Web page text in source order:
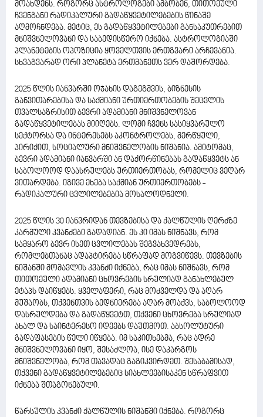
მოახდენს. როგორც ასტროლოგები ამბობენ, თითოეული
ჩვენგანი რადიკალური გადაწყვეტილებების წინაშე
აღმოჩნდება. მეტიც, ეს გადაწყვეტილებები განსაკუთრებით
მნიშვნელოვანი და საბედისწერო იქნება. ასტროლოგიაში
პლანეტების ოპოზიცია ყოველთვის ერთგვარი არჩევანია.
სხვაგვარად ორი პლანეტა ერთმანეთს ვერ დაშორდება.
2025 წლის იანვარში ოჯახის დაგეგმვის, ბიზნესის
განვითარებისა და საქმიანი ურთიერთობების შეცვლის
თვალსაზრისით ბევრი ადამიანი მნიშვნელოვან
გადაწყვეტილებას მიიღებს. ლომი ჩვენს სასიყვარულო
სექტორსა და ინტერესებს აკონტროლებს, მერწყული,
პირიქით, სოციალური მნიშვნელობის ნიშანია. ამიტომაც,
ბევრი ადამიანი იანვარში ან დაქორწინებას გადაწყვეტს ან
საბოლოოდ დაასრულებს ურთიერთობას, რომელიც ვეღარ
ვითარდება. იგივე ეხება საქმიან ურთიერთობებს -
რადიკალური ცვლილებებია მოსალოდნელი.
2025 წლის 30 იანვრიდან თევზებისა და ქალწულის ღერძზე
კარმული კვანძები გადადიან. ეს კი იმას ნიშნავს, რომ
სამყარო ბევრ ისეთ ცვლილებას შეგვახვედრებს,
რომლებთანაც ადაპტირება სწრაფად მოგვიწევს. თევზების
ნიშანში მომავლის კვანძი იქნება, რაც იმას ნიშნავს, რომ
თითოეული ადამიანი ცხოვრების სრულიად განახლებულ
ეტაპს დაიწყებს. ყველაფერი, რაც მოძველდა და აღარ
მუშაობს, თქვენთვის ბედნიერება აღარ მოაქვს, საბოლოოდ
დასრულდება და გადაწყვეტთ, თქვენი ცხოვრება სრულიად
ახალ და საინტერესო იდეებს დაუთმოთ. აბსოლუტური
გადაფასების წელი იწყება. იმ საკითხებმა, რაც ადრე
მნიშვნელოვანი იყო, შესაძლოა, ისე დაკარგოს
მნიშვნელობა, რომ თავადაც გაგიკვირდეთ. შესაბამისად,
თქვენი გადაწყვეტილებებიც სიახლეებისაკენ სწრაფვით
იქნება შთაგონებული.
წარსულის კვანძი ქალწულის ნიშანში იქნება. როგორც